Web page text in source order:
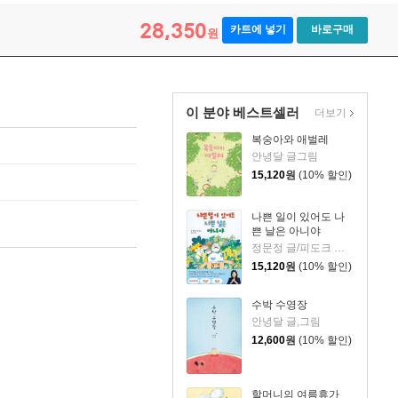
28,350원 카트에 넣기 바로구매
이 분야 베스트셀러
복숭아와 애벌레
안녕달 글그림
15,120원 (10% 할인)
나쁜 일이 있어도 나
쁜 날은 아니야
정문정 글/피도크 그림/천근아 감수
15,120원 (10% 할인)
수박 수영장
안녕달 글,그림
12,600원 (10% 할인)
할머니의 여름휴가
더보기